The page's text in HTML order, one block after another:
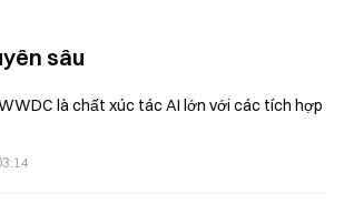
sâu
là chất xúc tác AI lớn với các tích hợp